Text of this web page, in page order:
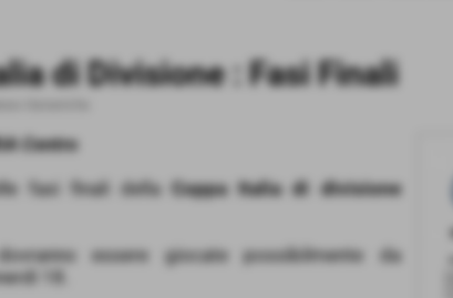
di Divisione : Fasi Finali
Centro
fasi finali della Coppa Italia di divisione
essere giocate possibilmente da
18.